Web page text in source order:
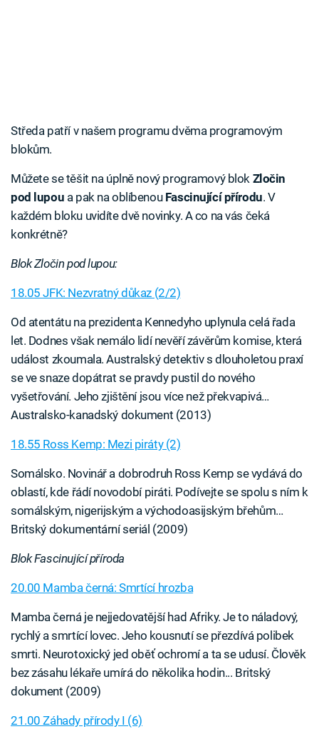
Středa patří v našem programu dvěma programovým
blokům.
Můžete se těšit na úplně nový programový blok Zločin
pod lupou a pak na oblíbenou Fascinující přírodu. V
každém bloku uvidíte dvě novinky. A co na vás čeká
konkrétně?
Blok Zločin pod lupou:
18.05 JFK: Nezvratný důkaz (2/2)
Od atentátu na prezidenta Kennedyho uplynula celá řada
let. Dodnes však nemálo lidí nevěří závěrům komise, která
událost zkoumala. Australský detektiv s dlouholetou praxí
se ve snaze dopátrat se pravdy pustil do nového
vyšetřování. Jeho zjištění jsou více než překvapivá…
Australsko-kanadský dokument (2013)
18.55 Ross Kemp: Mezi piráty (2)
Somálsko. Novinář a dobrodruh Ross Kemp se vydává do
oblastí, kde řádí novodobí piráti. Podívejte se spolu s ním k
somálským, nigerijským a východoasijským břehům…
Britský dokumentární seriál (2009)
Blok Fascinující příroda
20.00 Mamba černá: Smrtící hrozba
Mamba černá je nejjedovatější had Afriky. Je to náladový,
rychlý a smrtící lovec. Jeho kousnutí se přezdívá polibek
smrti. Neurotoxický jed oběť ochromí a ta se udusí. Člověk
bez zásahu lékaře umírá do několika hodin... Britský
dokument (2009)
21.00 Záhady přírody I (6)